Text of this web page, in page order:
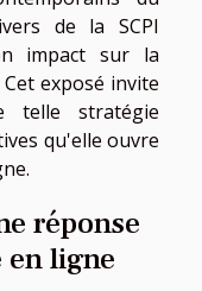
de la SCPI
impact sur la
exposé invite
telle stratégie
qu'elle ouvre
réponse
en ligne